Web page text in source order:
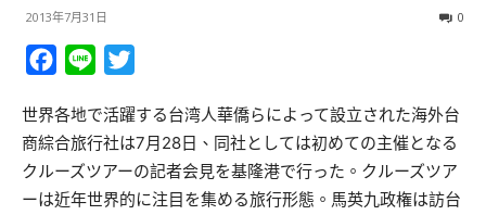
2013年7月31日 0
Facebook
Line
世界各地で活躍する台湾人華僑らによって設立された海外台
商綜合旅行社は7月28日、同社としては初めての主催となる
クルーズツアーの記者会見を基隆港で行った。クルーズツア
ーは近年世界的に注目を集める旅行形態。馬英九政権は訪台